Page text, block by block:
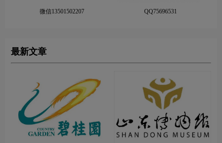
微信13501502207 QQ75696531
最新文章